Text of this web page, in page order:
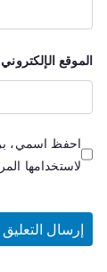
الموقع الإلكتروني
احفظ اسمي،
لاستخدامها